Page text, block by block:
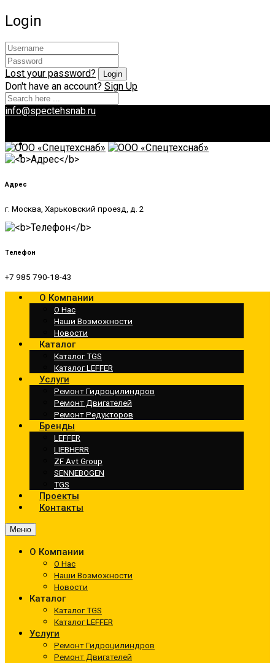
Login
Lost your password?
Don't have an account? Sign Up
info@spectehsnab.ru
Адрес
г. Москва, Харьковский проезд, д. 2
Телефон
+7 985 790-18-43
О Компании
О Нас
Наши Возможности
Новости
Каталог
Каталог TGS
Каталог LEFFER
Услуги
Ремонт Гидроцилиндров
Ремонт Двигателей
Ремонт Редукторов
Бренды
LEFFER
LIEBHERR
ZF Avt Group
SENNEBOGEN
TGS
Проекты
Контакты
Меню
О Компании
О Нас
Наши Возможности
Новости
Каталог
Каталог TGS
Каталог LEFFER
Услуги
Ремонт Гидроцилиндров
Ремонт Двигателей